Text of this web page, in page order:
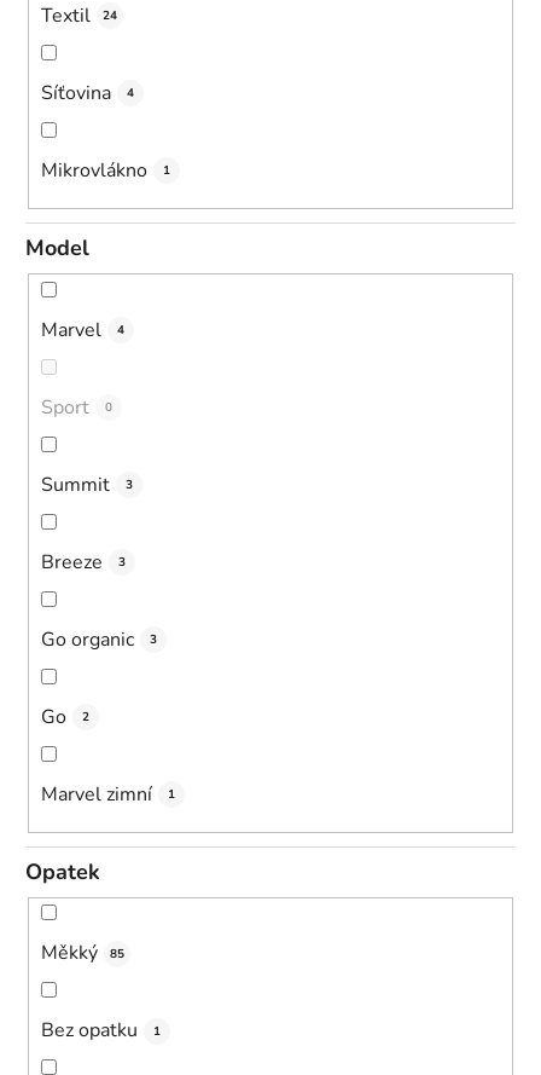
Textil 24
Síťovina 4
Mikrovlákno 1
Model
Marvel 4
Sport 0
Summit 3
Breeze 3
Go organic 3
Go 2
Marvel zimní 1
Opatek
Měkký 85
Bez opatku 1